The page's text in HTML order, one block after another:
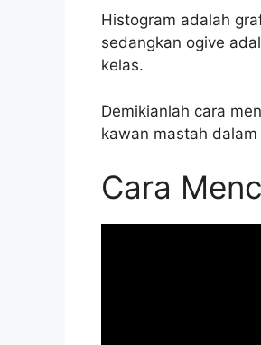
Histogram adalah
sedangkan ogive
kelas.
Demikianlah cara
kawan mastah
Cara